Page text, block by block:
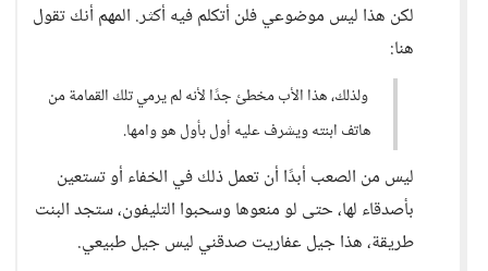
لكن هذا ليس موضوعي فلن أتكلم فيه أكثر. المهم أنك تقول
هنا:
ولذلك، هذا الأب مخطئ جدًا لأنه لم يرمي تلك القمامة من
هاتف ابنته ويشرف عليه أول بأول هو وامها.
ليس من الصعب أبدًا أن تعمل ذلك في الخفاء أو تستعين
بأصدقاء لها، حتى لو منعوها وسحبوا التليفون، ستجد البنت
طريقة، هذا جيل عفاريت صدقني ليس جيل طبيعي.